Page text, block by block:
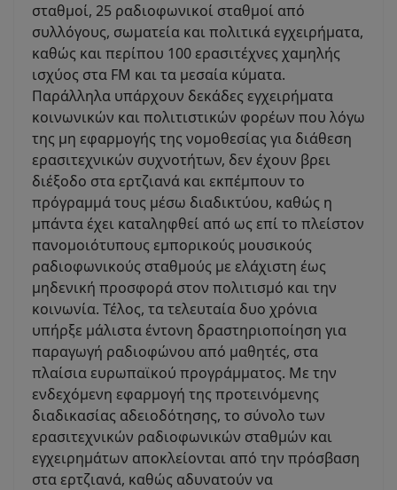
σταθμοί, 25 ραδιοφωνικοί σταθμοί από
συλλόγους, σωματεία και πολιτικά εγχειρήματα,
καθώς και περίπου 100 ερασιτέχνες χαμηλής
ισχύος στα FM και τα μεσαία κύματα.
Παράλληλα υπάρχουν δεκάδες εγχειρήματα
κοινωνικών και πολιτιστικών φορέων που λόγω
της μη εφαρμογής της νομοθεσίας για διάθεση
ερασιτεχνικών συχνοτήτων, δεν έχουν βρει
διέξοδο στα ερτζιανά και εκπέμπουν το
πρόγραμμά τους μέσω διαδικτύου, καθώς η
μπάντα έχει καταληφθεί από ως επί το πλείστον
πανομοιότυπους εμπορικούς μουσικούς
ραδιοφωνικούς σταθμούς με ελάχιστη έως
μηδενική προσφορά στον πολιτισμό και την
κοινωνία. Τέλος, τα τελευταία δυο χρόνια
υπήρξε μάλιστα έντονη δραστηριοποίηση για
παραγωγή ραδιοφώνου από μαθητές, στα
πλαίσια ευρωπαϊκού προγράμματος. Με την
ενδεχόμενη εφαρμογή της προτεινόμενης
διαδικασίας αδειοδότησης, το σύνολο των
ερασιτεχνικών ραδιοφωνικών σταθμών και
εγχειρημάτων αποκλείονται από την πρόσβαση
στα ερτζιανά, καθώς αδυνατούν να